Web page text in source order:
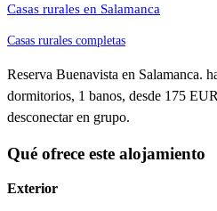
Casas rurales en Salamanca
Casas rurales completas
Reserva Buenavista en Salamanca.
dormitorios, 1 banos, desde 175
desconectar en grupo.
Qué ofrece este alojamiento
Exterior